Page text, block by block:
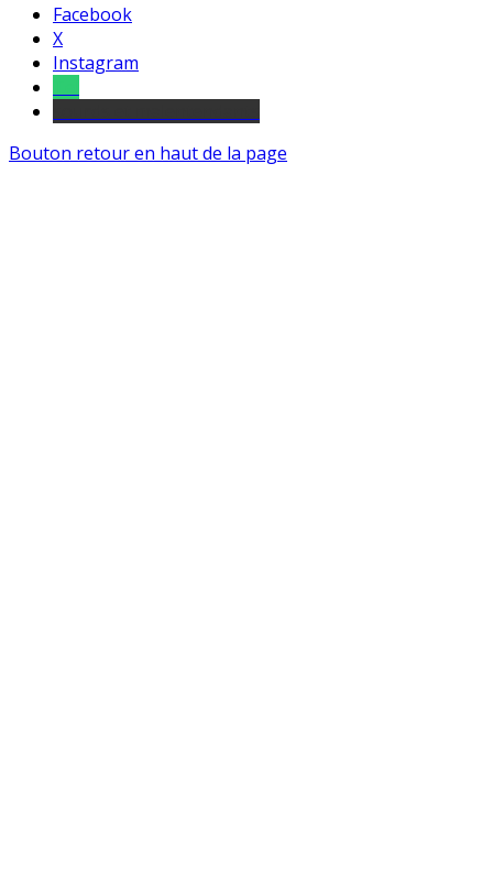
Facebook
X
Instagram
Bouton retour en haut de la page